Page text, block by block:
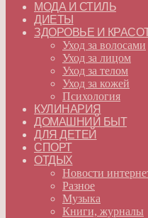
МОДА И СТИЛЬ
ДИЕТЫ
ЗДОРОВЬЕ И
Уход за волосами
Уход за лицом
Уход за телом
Уход за кожей
Психология
КУЛИНАРИЯ
ДОМАШНИЙ БЫТ
ДЛЯ ДЕТЕЙ
СПОРТ
ОТДЫХ
Новости
Разное
Музыка
Книги, журналы